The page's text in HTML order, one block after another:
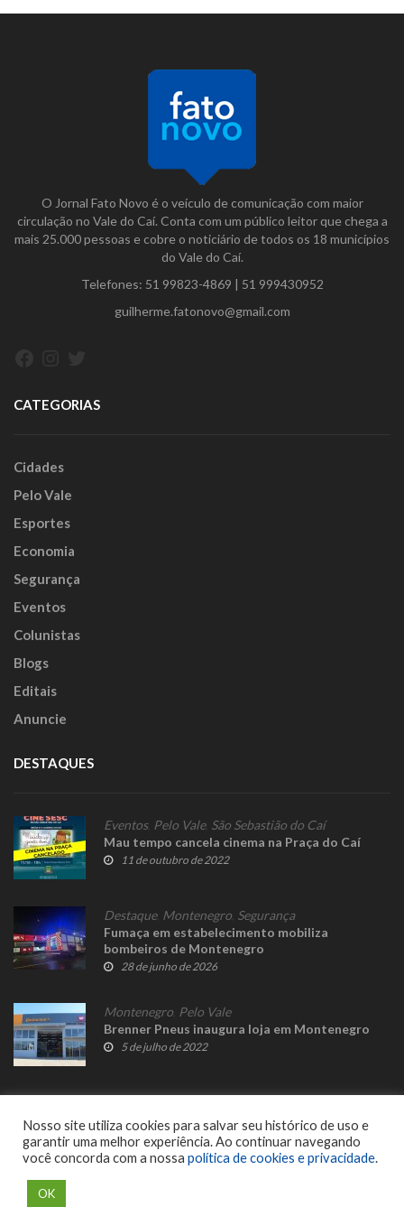
O Jornal Fato Novo é o veículo de comunicação com maior
circulação no Vale do Caí. Conta com um público leitor que chega a
mais 25.000 pessoas e cobre o noticiário de todos os 18 municípios
do Vale do Caí.
Telefones: 51 99823-4869 | 51 999430952
guilherme.fatonovo@gmail.com
CATEGORIAS
Cidades
Pelo Vale
Esportes
Economia
Segurança
Eventos
Colunistas
Blogs
Editais
Anuncie
DESTAQUES
Eventos, Pelo Vale, São Sebastião do Caí
Mau tempo cancela cinema na Praça do Caí
11 de outubro de 2022
Destaque, Montenegro Segurança
Fumaça em estabelecimento mobiliza
bombeiros de Montenegro
28 de junho de 2026
Montenegro Pelo Vale
Brenner Pneus inaugura loja em Montenegro
5 de julho de 2022
Nosso site utiliza cookies para salvar seu histórico de uso e
garantir uma melhor experiência. Ao continuar navegando
você concorda com a nossa política de cookies e privacidade.
OK